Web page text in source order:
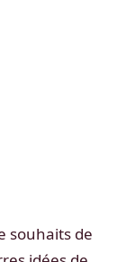
souhaits de